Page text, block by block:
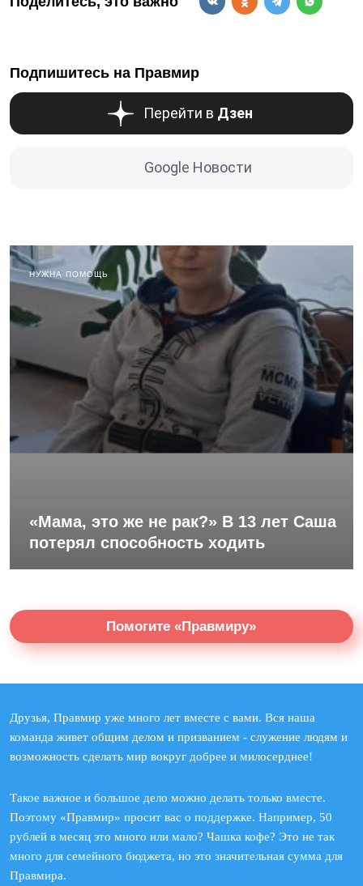
Подпишитесь на Правмир
Перейти в Дзен
Google Новости
НУЖНА ПОМОЩЬ
«Мама, это же не рак?» В 13 лет Саша
потерял способность ходить
Помогите «Правмиру»
Друзья, Правмир уже много лет вместе с вами. Вся наша
команда живет общим делом и призванием - служение людям и
возможность сделать мир вокруг добрее и милосерднее!
Такое важное и большое дело можно делать только вместе.
Поэтому «Правмир» просит вас о поддержке. Например, 50
рублей в месяц это много или мало? Чашка кофе? Это не так
много для семейного бюджета, но это значительная сумма для
Правмира.